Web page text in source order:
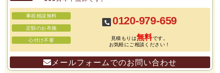
事前相談無料
定額のお布施
心付け不要
0120-979-659
見積もりは無料です。
お気軽にご相談ください！
メールフォームでのお問い合わせ